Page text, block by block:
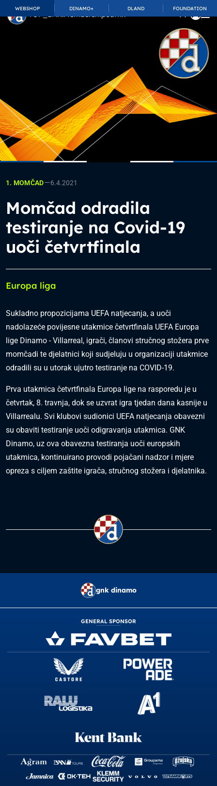
WEBSHOP DINAMO+ DLAND FOUNDATION
TOP_BAR.MembershipSuffix
1. MOMČAD—6.4.2021
Momčad odradila
testiranje na Covid-19
uoči četvrtfinala
Europa liga
Sukladno propozicijama UEFA natjecanja, a uoči
nadolazeće povijesne utakmice četvrtfinala UEFA Europa
lige Dinamo - Villarreal, igrači, članovi stručnog stožera prve
momčadi te djelatnici koji sudjeluju u organizaciji utakmice
odradili su u utorak ujutro testiranje na COVID-19.
Prva utakmica četvrtfinala Europa lige na rasporedu je u
četvrtak, 8. travnja, dok se uzvrat igra tjedan dana kasnije u
Villarrealu. Svi klubovi sudionici UEFA natjecanja obavezni
su obaviti testiranje uoči odigravanja utakmica. GNK
Dinamo, uz ova obavezna testiranja uoči europskih
utakmica, kontinuirano provodi pojačani nadzor i mjere
opreza s ciljem zaštite igrača, stručnog stožera i djelatnika.
gnk dinamo
GENERAL SPONSOR